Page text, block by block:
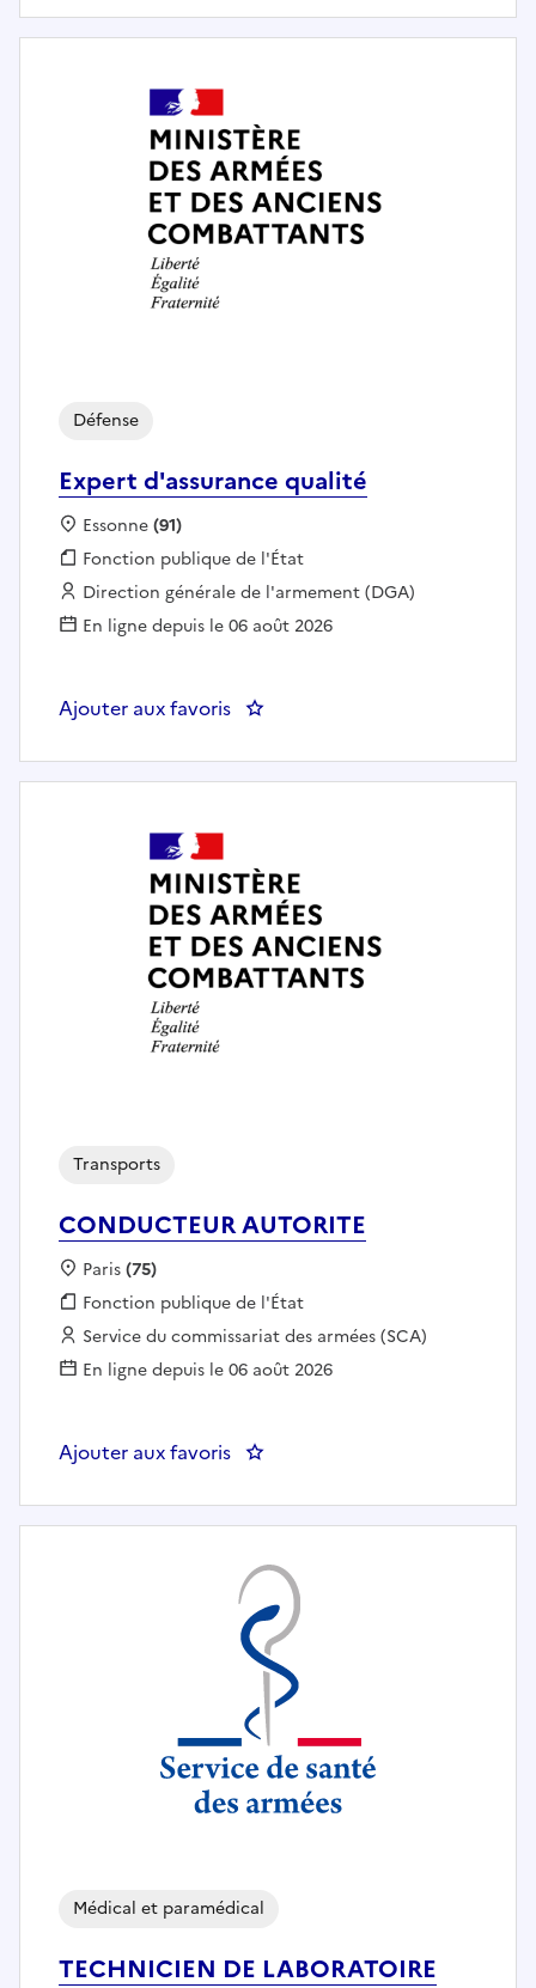
Expert d'assurance qualité
Défense
Localisation :
Essonne(91)
Fonction publique :
Fonction publique de l'État
Employeur :
Direction générale de l'armement (DGA)
En ligne depuis le 06 août 2026
Ajouter aux favoris : Expert d'assurance qualité
CONDUCTEUR AUTORITE
Transports
Localisation :
Paris(75)
Fonction publique :
Fonction publique de l'État
Employeur :
Service du commissariat des armées (SCA)
En ligne depuis le 06 août 2026
Ajouter aux favoris : CONDUCTEUR AUTORITE
TECHNICIEN DE LABORATOIRE
Médical et paramédical